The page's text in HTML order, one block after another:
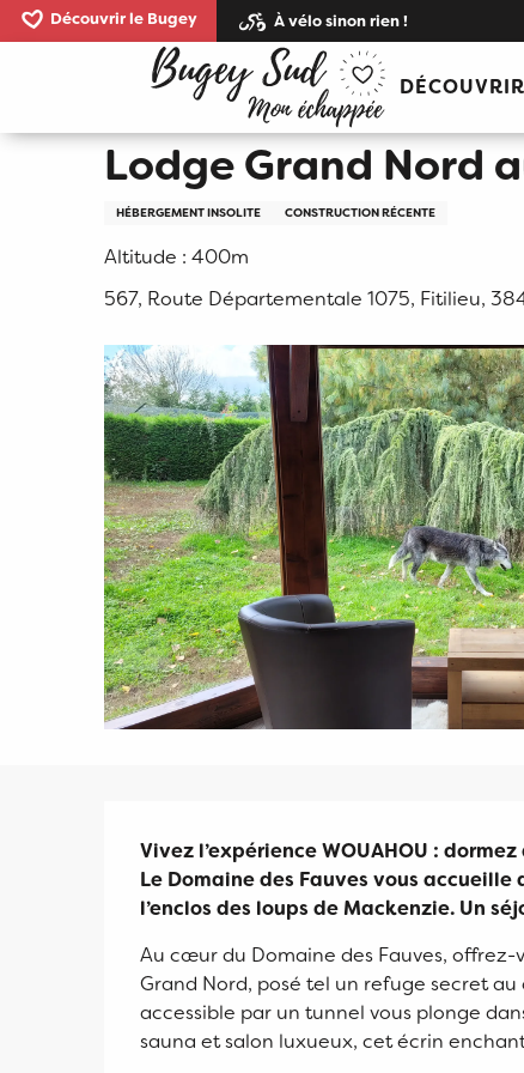
Aller
au
Découvrir le Bugey À vélo sinon rien !
DÉCOUVRIR
Accueil Lodge Grand Nord au Domaine des
Lodge Grand Nord
HÉBERGEMENT INSOLITE CONSTRUCTION RÉCENTE
Altitude : 400m
567, Route Départementale 1075, Fitilieu,
Description
Vivez l’expérience WOUAHOU :
Le Domaine des Fauves vous
l’enclos des loups de Mackenzie. Un
Au cœur du Domaine des Fauves,
Grand Nord, posé tel un refuge secret au
accessible par un tunnel vous plonge
sauna et salon luxueux, cet écrin